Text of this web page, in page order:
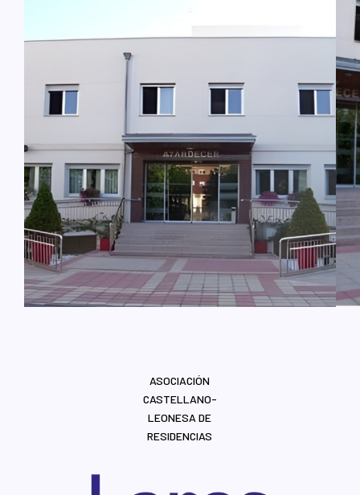
ASOCIACIÓN
CASTELLANO-
LEONESA DE
RESIDENCIAS